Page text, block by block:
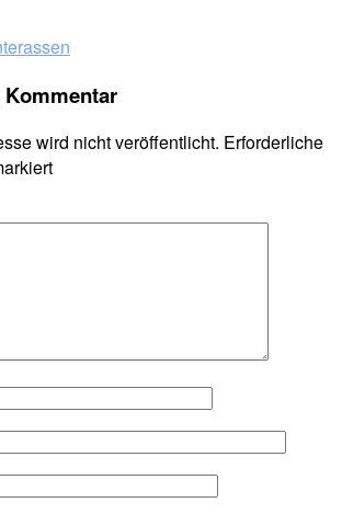
wird nicht veröffentlicht. Erforderliche